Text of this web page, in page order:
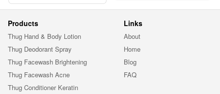
Products
Thug Hand & Body Lotion
Thug Deodorant Spray
Thug Facewash Brightening
Thug Facewash Acne
Thug Conditioner Keratin
Links
About
Home
Blog
FAQ